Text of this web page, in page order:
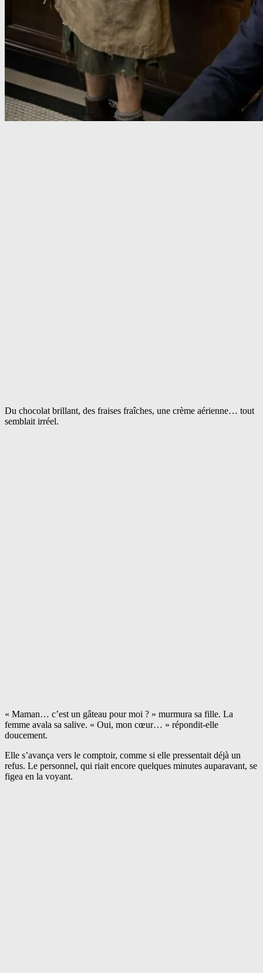
Du chocolat brillant, des fraises fraîches, une crème aérienne… tout
semblait irréel.
« Maman… c’est un gâteau pour moi ? » murmura sa fille. La
femme avala sa salive. « Oui, mon cœur… » répondit-elle
doucement.
Elle s’avança vers le comptoir, comme si elle pressentait déjà un
refus. Le personnel, qui riait encore quelques minutes auparavant, se
figea en la voyant.